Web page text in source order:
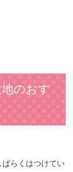
地のおす
らくはつけてい